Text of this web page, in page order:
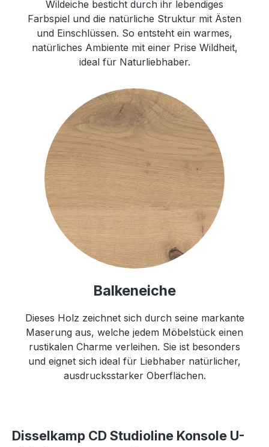
Wildeiche besticht durch ihr lebendiges
Farbspiel und die natürliche Struktur mit Ästen
und Einschlüssen. So entsteht ein warmes,
natürliches Ambiente mit einer Prise Wildheit,
ideal für Naturliebhaber.
Balkeneiche
Dieses Holz zeichnet sich durch seine markante
Maserung aus, welche jedem Möbelstück einen
rustikalen Charme verleihen. Sie ist besonders
und eignet sich ideal für Liebhaber natürlicher,
ausdrucksstarker Oberflächen.
Disselkamp CD Studioline Konsole U-